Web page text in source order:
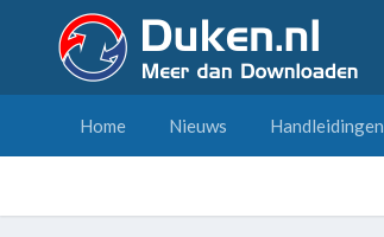
Home Nieuws Handleidingen